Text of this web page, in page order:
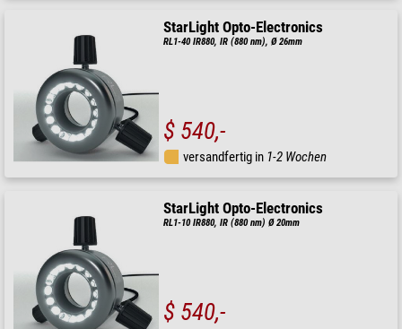
StarLight Opto-Electronics
RL1-40 IR880, IR (880 nm), Ø 26mm
$ 540,-
versandfertig in 1-2 Wochen
StarLight Opto-Electronics
RL1-10 IR880, IR (880 nm) Ø 20mm
$ 540,-